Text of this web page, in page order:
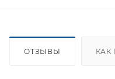
ОТЗЫВЫ КАК